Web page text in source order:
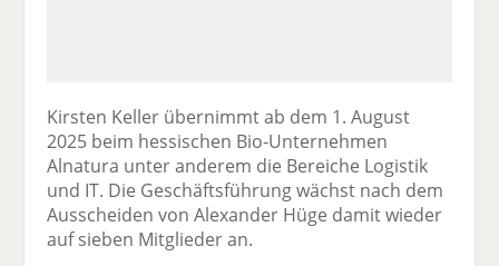
Kirsten Keller übernimmt ab dem 1. August
2025 beim hessischen Bio-Unternehmen
Alnatura unter anderem die Bereiche Logistik
und IT. Die Geschäftsführung wächst nach dem
Ausscheiden von Alexander Hüge damit wieder
auf sieben Mitglieder an.